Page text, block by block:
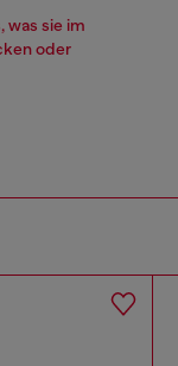
was sie im
oder